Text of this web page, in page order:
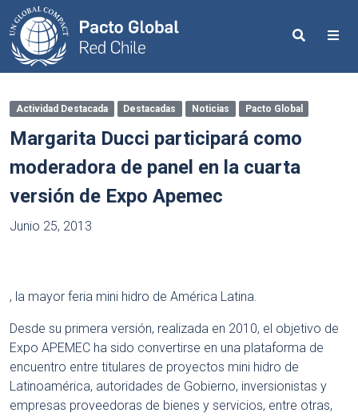
Search
Actividad Destacada Destacadas Noticias Pacto Global
Margarita Ducci participará como
moderadora de panel en la cuarta
versión de Expo Apemec
Junio 25, 2013
, la mayor feria mini hidro de América Latina.
Desde su primera versión, realizada en 2010, el objetivo de
Expo APEMEC ha sido convertirse en una plataforma de
encuentro entre titulares de proyectos mini hidro de
Latinoamérica, autoridades de Gobierno, inversionistas y
empresas proveedoras de bienes y servicios, entre otras,